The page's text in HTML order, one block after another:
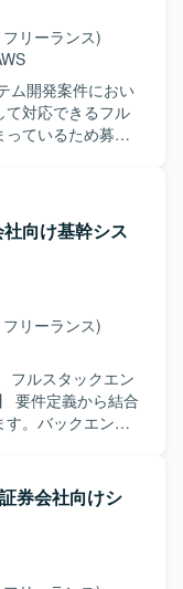
を高めていただ
DB：Oracleを用
リーランス)
ム開発案件におい
て対応できるフル
ているため募集
ロントエンドの
発を行っていた
めております。
マッチしたポジ
携わることがで
経験できます。
関わることで、フ
さらに高めていた
向け基幹シス
リーランス)
フルスタックエン
。バックエンド
工程に携わるこ
データベースは
券会社向けシ